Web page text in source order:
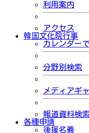
利用案内
アクセス
韓国文化院行事
カレンダー
分野別検索
メディアギ
報道資料検索
各種申請
後援名義